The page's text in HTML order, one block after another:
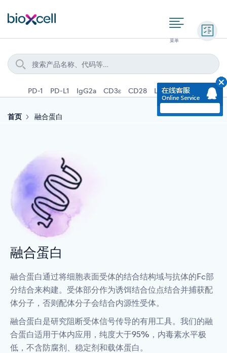
PD-1 PD-L1 IgG2a CD3ε CD28 Ly6G IFNγ IL-4
首页 融合蛋白
融合蛋白
融合蛋白通过将细胞表面受体的结合结构域与抗体的Fc部
分结合来构建。受体部分作为诱饵结合位点结合并捕获配
体分子，否则配体分子会结合内源性受体。
融合蛋白是研究阻断受体信号传导的有用工具。我们的融
合蛋白适用于体内应用，纯度大于95%，内毒素水平极
低，不含防腐剂、稳定剂和载体蛋白。